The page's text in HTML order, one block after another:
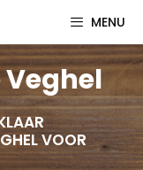
MENU
VOOR